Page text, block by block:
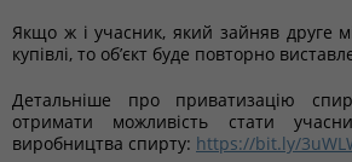
Якщо ж і учасник, який зайняв друге
купівлі, то об’єкт буде повторно
Детальніше про приватизацію
отримати можливість стати
виробництва спирту: https://bit.ly/